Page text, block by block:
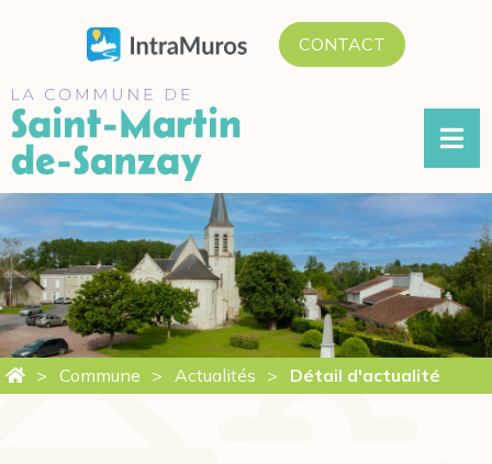
ALLER
AU
CONTACT
Commune Actualités Détail d'actualité